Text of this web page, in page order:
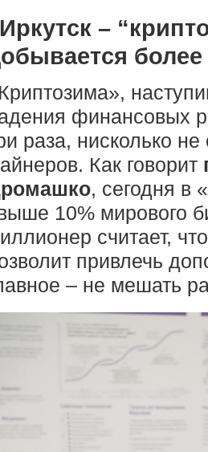
–
более
финансовых
раза, нисколько
Как говорит
, сегодня в
10% мирового
считает,
привлечь
– не мешать